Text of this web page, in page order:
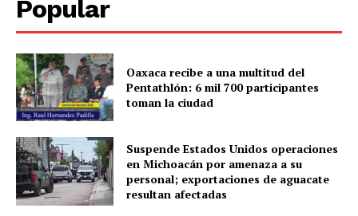
SUBSCRIBE NOW
Popular
Oaxaca recibe a una multitud del
Pentathlón: 6 mil 700 participantes
toman la ciudad
Suspende Estados Unidos operaciones
en Michoacán por amenaza a su
personal; exportaciones de aguacate
resultan afectadas